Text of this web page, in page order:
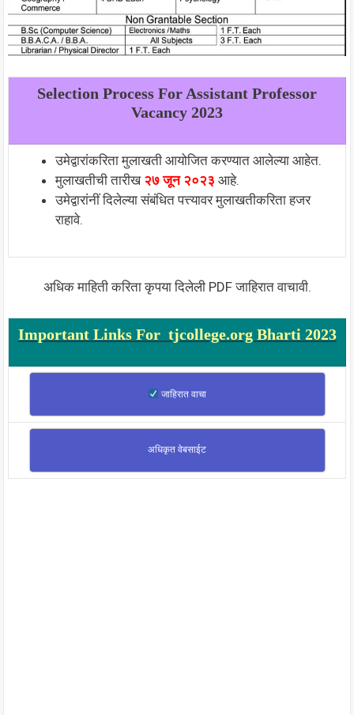
Selection Process For Assistant Professor
Vacancy 2023
उमेद्वारांकरिता मुलाखती आयोजित करण्यात आलेल्या आहेत.
मुलाखतीची तारीख २७ जून २०२३ आहे.
उमेद्वारांनीं दिलेल्या संबंधित पत्त्यावर मुलाखतीकरिता हजर
राहावे.
अधिक माहिती करिता कृपया दिलेली PDF जाहिरात वाचावी.
Important Links For tjcollege.org Bharti 2023
जाहिरात वाचा
अधिकृत वेबसाईट